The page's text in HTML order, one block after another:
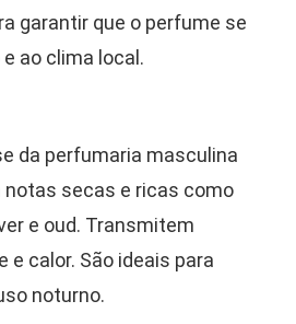
garantir que o perfume se
ao clima local.
da perfumaria masculina
secas e ricas como
e oud. Transmitem
e calor. São ideais para
noturno.